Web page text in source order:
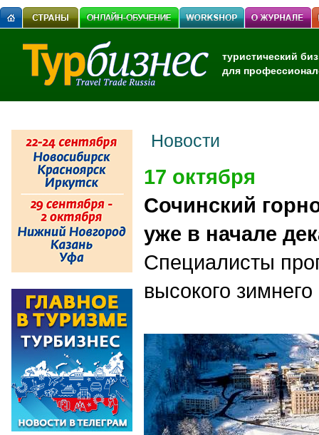
туристический
для
Новости
17 октября
Сочинский
уже в начале
Специалисты
высокого